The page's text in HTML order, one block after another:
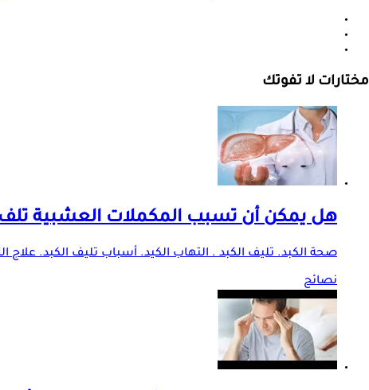
مختارات لا تفوتك
هل يمكن أن تسبب المكملات العشبية تلف
صحة الكبد. تليف الكبد . التهاب الكيد. أسباب تليف الكبد. علاج
نصائح